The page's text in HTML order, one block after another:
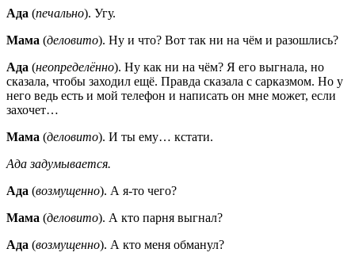
Ада (печально). Угу.
Мама (деловито). Ну и что? Вот так ни на чём и разошлись?
Ада (неопределённо). Ну как ни на чём? Я его выгнала, но
сказала, чтобы заходил ещё. Правда сказала с сарказмом. Но у
него ведь есть и мой телефон и написать он мне может, если
захочет…
Мама (деловито). И ты ему… кстати.
Ада задумывается.
Ада (возмущенно). А я-то чего?
Мама (деловито). А кто парня выгнал?
Ада (возмущенно). А кто меня обманул?